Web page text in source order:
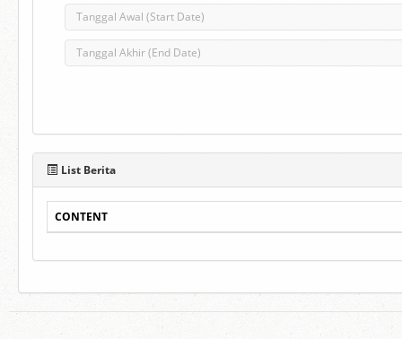
List Berita
CONTENT